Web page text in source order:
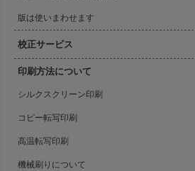
版は使いまわせます
校正サービス
印刷方法について
シルクスクリーン印刷
コピー転写印刷
高温転写印刷
機械刷りについて